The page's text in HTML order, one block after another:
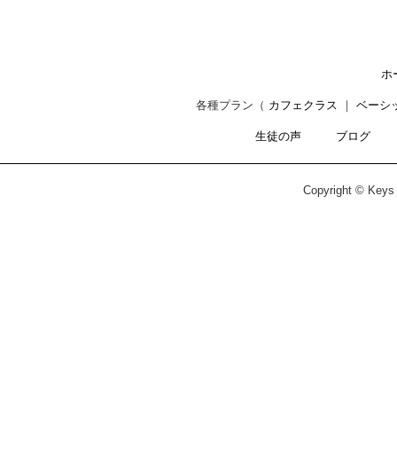
ホ
各種プラン（ カフェクラス ｜ ベーシ
生徒の声 ブログ
Copyright © Keys